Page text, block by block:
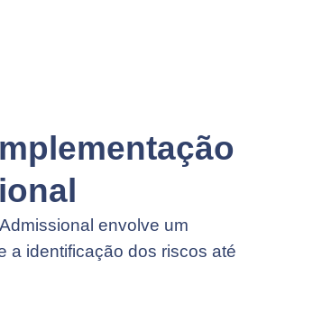
envolve um
a identificação dos riscos até